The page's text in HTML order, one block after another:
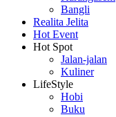
Bangli
Realita Jelita
Hot Event
Hot Spot
Jalan-jalan
Kuliner
LifeStyle
Hobi
Buku